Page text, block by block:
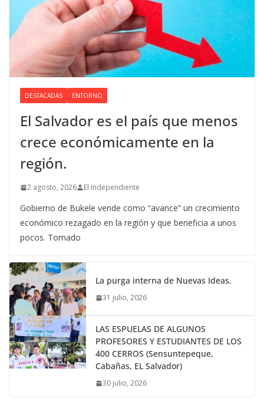
DESTACADAS ENTORNO
El Salvador es el país que menos
crece económicamente en la
región.
2 agosto, 2026 El Independiente
Gobierno de Bukele vende como “avance” un crecimiento
económico rezagado en la región y que beneficia a unos
pocos. Tomado
La purga interna de Nuevas Ideas.
31 julio, 2026
LAS ESPUELAS DE ALGUNOS
PROFESORES Y ESTUDIANTES DE LOS
400 CERROS (Sensuntepeque,
Cabañas, EL Salvador)
30 julio, 2026